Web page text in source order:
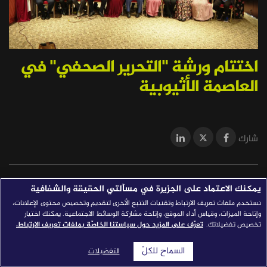
قصص النجاح
مجلة الصحافة
إصداراتنا
اختتام ورشة "التحرير الصحفي" في
العاصمة الأثيوبية
شارك
نظّم معهد الجزيرة للإعلام في العاصمة الإثيوبية أديس أبابا دورة
تدريبية بعنوان التحرير الصحفي، بالتعاون مع هيئة الإعلام الإثيوبية.
وشارك في الدورة -التي تواصلت من 18 إلى 22 يوليو في إطار مبادرة
الإعلامية الإثيوبية الناطقة باللغة العربية.
يمكنك الاعتماد على الجزيرة في مسألتي الحقيقة والشفافية
نستخدم ملفات تعريف الارتباط وتقنيات التتبع الأخرى لتقديم وتخصيص محتوى الإعلانات،
وإتاحة الميزات، وقياس أداء الموقع، وإتاحة مشاركة الوسائط الاجتماعية. يمكنك اختيار
تخصيص تفضيلاتك. تعرّف على المزيد حول سياستنا الخاصّة بملفات تعريف الارتباط.
التفضيلات السماح للكلّ